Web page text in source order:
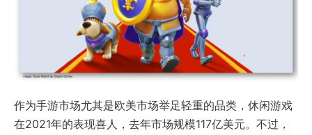
作为手游市场尤其是欧美市场举足轻重的品类，休闲游戏
在2021年的表现喜人，去年市场规模117亿美元。不过，